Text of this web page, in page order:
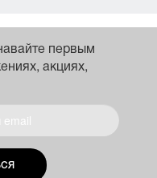
первым
акциях,